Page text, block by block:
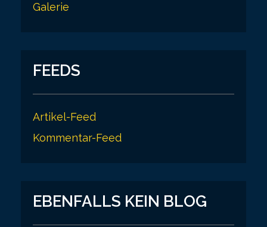
Galerie
FEEDS
Artikel-Feed
Kommentar-Feed
EBENFALLS KEIN BLOG